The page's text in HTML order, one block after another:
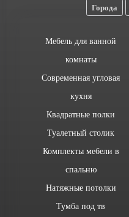
Города
Мебель для ванной
комнаты
Современная угловая
кухня
Квадратные полки
Туалетный столик
Комплекты мебели в
спальню
Натяжные потолки
Тумба под тв